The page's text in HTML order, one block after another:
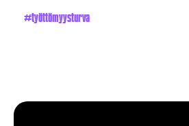
työttömyysturva